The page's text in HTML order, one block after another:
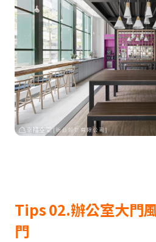
Tips 02.辦公室大門
門